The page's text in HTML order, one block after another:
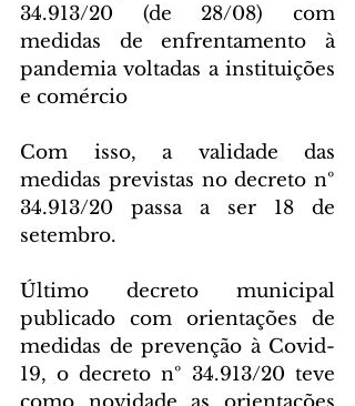
34.913/20 (de 28/08) com
medidas de enfrentamento à
pandemia voltadas a instituições
e comércio
Com isso, a validade das
medidas previstas no decreto nº
34.913/20 passa a ser 18 de
setembro.
Último decreto municipal
publicado com orientações de
medidas de prevenção à Covid-
19, o decreto nº 34.913/20 teve